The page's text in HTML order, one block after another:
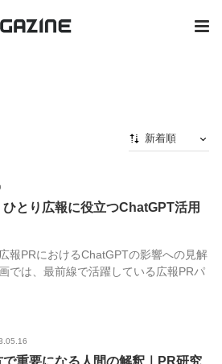
新着順
人気順
とり広報に役立つChatGPT活用
報PRにおけるChatGPTの影響への見解
では、最前線で活躍している広報PRパ
重要になる人間の解釈｜PR研究